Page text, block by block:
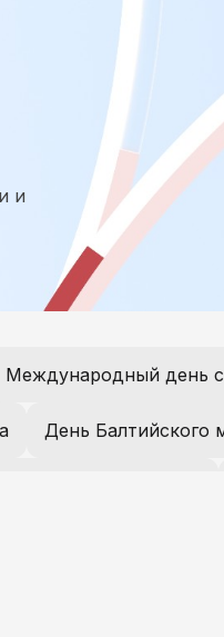
и
Международный день
День Балтийского